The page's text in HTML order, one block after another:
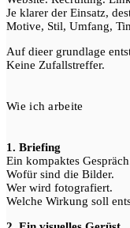
Je klarer der Einsatz,
Motive, Stil, Umfang,
Auf dieer grundlage
Keine Zufallstreffer.
Wie ich arbeite
1. Briefing
Ein kompaktes
Wofür sind die Bilder.
Wer wird fotografiert.
Welche Wirkung soll